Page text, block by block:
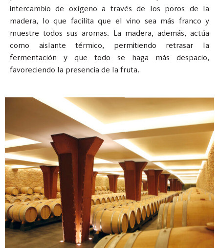
intercambio de oxígeno a través de los poros de la
madera, lo que facilita que el vino sea más franco y
muestre todos sus aromas. La madera, además, actúa
como aislante térmico, permitiendo retrasar la
fermentación y que todo se haga más despacio,
favoreciendo la presencia de la fruta.